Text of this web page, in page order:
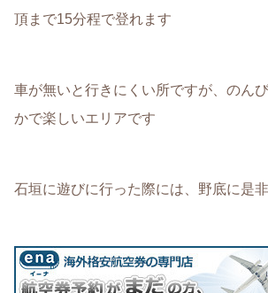
頂まで15分程で登れます
車が無いと行きにくい所ですが、のん
かで楽しいエリアです
石垣に遊びに行った際には、野底に是